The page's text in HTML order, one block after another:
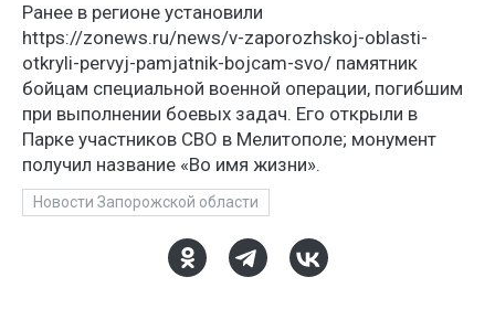
Ранее в регионе установили
https://zonews.ru/news/v-zaporozhskoj-oblasti-
otkryli-pervyj-pamjatnik-bojcam-svo/ памятник
бойцам специальной военной операции, погибшим
при выполнении боевых задач. Его открыли в
Парке участников СВО в Мелитополе; монумент
получил название «Во имя жизни».
Новости Запорожской области